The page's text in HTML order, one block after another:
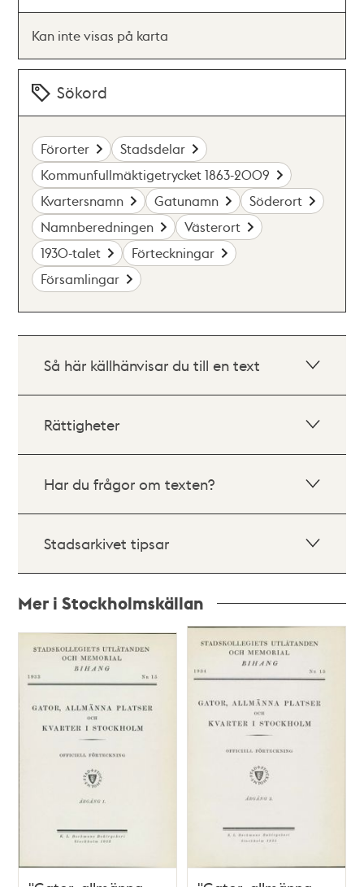
Kan inte visas på karta
Sökord
Förorter
Stadsdelar
Kommunfullmäktigetrycket 1863-2009
Kvartersnamn
Gatunamn
Söderort
Namnberedningen
Västerort
1930-talet
Förteckningar
Församlingar
Så här källhänvisar du till en text
Rättigheter
Har du frågor om texten?
Stadsarkivet tipsar
Mer i Stockholmskällan
Relaterade
poster
och